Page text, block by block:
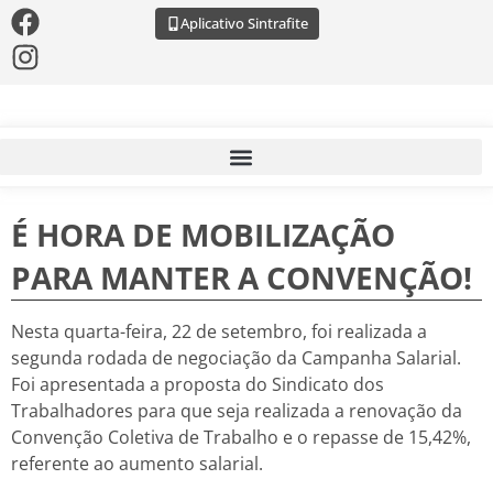
Aplicativo Sintrafite
É HORA DE MOBILIZAÇÃO
PARA MANTER A CONVENÇÃO!
Nesta quarta-feira, 22 de setembro, foi realizada a
segunda rodada de negociação da Campanha Salarial.
Foi apresentada a proposta do Sindicato dos
Trabalhadores para que seja realizada a renovação da
Convenção Coletiva de Trabalho e o repasse de 15,42%,
referente ao aumento salarial.